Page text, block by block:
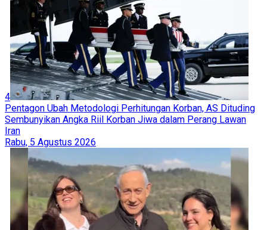
4
Pentagon Ubah Metodologi Perhitungan Korban, AS Dituding
Sembunyikan Angka Riil Korban Jiwa dalam Perang Lawan
Iran
Rabu, 5 Agustus 2026